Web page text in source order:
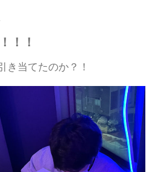
！！
き当てたのか？！